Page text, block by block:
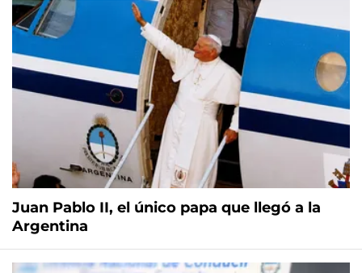
Juan Pablo II, el único papa que llegó a la
Argentina